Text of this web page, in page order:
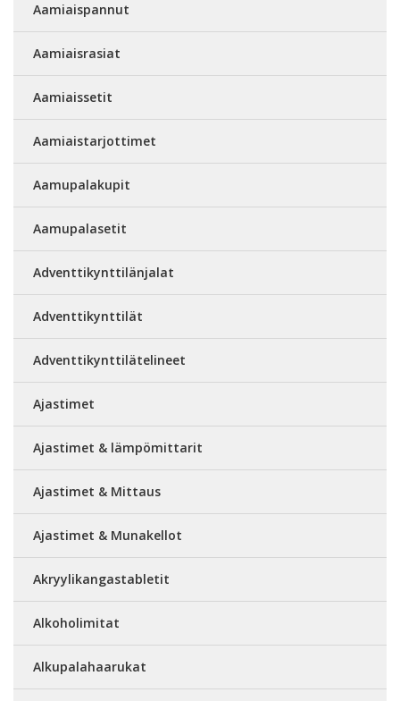
Aamiaispannut
Aamiaisrasiat
Aamiaissetit
Aamiaistarjottimet
Aamupalakupit
Aamupalasetit
Adventtikynttilänjalat
Adventtikynttilät
Adventtikynttilätelineet
Ajastimet
Ajastimet & lämpömittarit
Ajastimet & Mittaus
Ajastimet & Munakellot
Akryylikangastabletit
Alkoholimitat
Alkupalahaarukat